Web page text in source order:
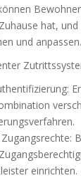
hat,
und anpassen.
einrichten.